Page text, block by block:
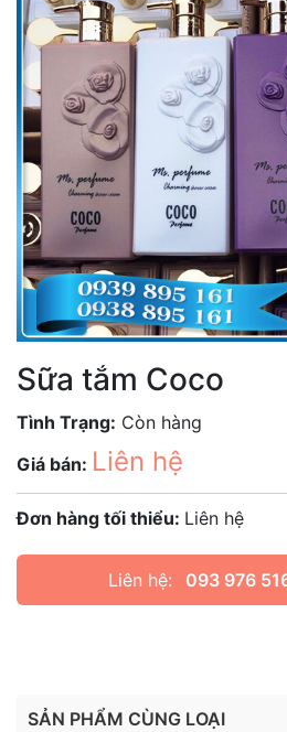
Sữa tắm Coco
Tình Trạng: Còn hàng
Giá bán: Liên hệ
Đơn hàng tối thiểu: Liên hệ
Liên hệ: 093 976
SẢN PHẨM CÙNG LOẠI